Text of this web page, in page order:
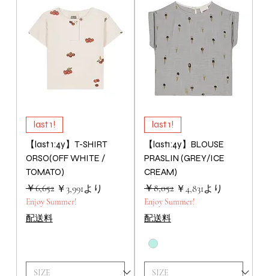
last 1!
【last 1:4y】T-SHIRT
ORSO(OFF WHITE /
TOMATO)
通常価格
￥6,652 ￥3,991より
セール価格
Enjoy Summer!
配送料
last 1!
【last1:4y】BLOUSE
PRASLIN (GREY/ICE
CREAM)
通常価格
￥8,052 ￥4,831より
セール価格
Enjoy Summer!
配送料